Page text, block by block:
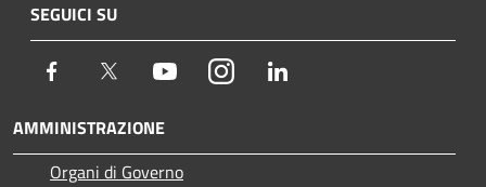
SEGUICI SU
Facebook Twitter YoutubeInstagram
AMMINISTRAZIONE
Organi di Governo